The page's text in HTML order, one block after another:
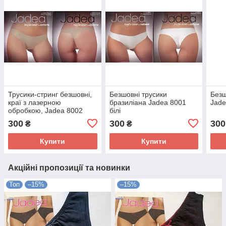
Трусики-стринг безшовні,
краї з лазерною
обробкою, Jadea 8002
300 ₴
Купити
Безшовні трусики
бразиліана Jadea 8001
білі
300₴
Купити
300
Акційні пропозиції та новинки
Топ –15% –15%